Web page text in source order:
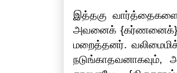
இத்தகு
அவனைக் {கர்ணனைக்}
மறைத்தனர்.